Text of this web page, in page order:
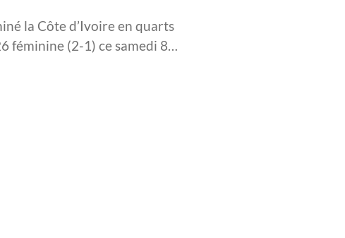
la Côte d’Ivoire en quarts
féminine (2-1) ce samedi 8…